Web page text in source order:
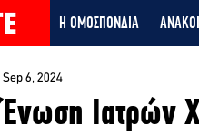
Η ΟΜΟΣΠΟΝΔΙΑ
Ένωση Ιατρών
Sep 6, 2024